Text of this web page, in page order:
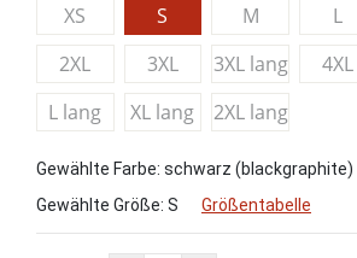
XS S M L
2XL
3XL 3XL lang 4XL
L lang
XL lang 2XL lang
Gewählte Farbe: schwarz (blackgraphite)
Gewählte Größe: S Größentabelle